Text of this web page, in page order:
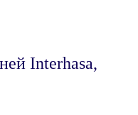
Interhasa,